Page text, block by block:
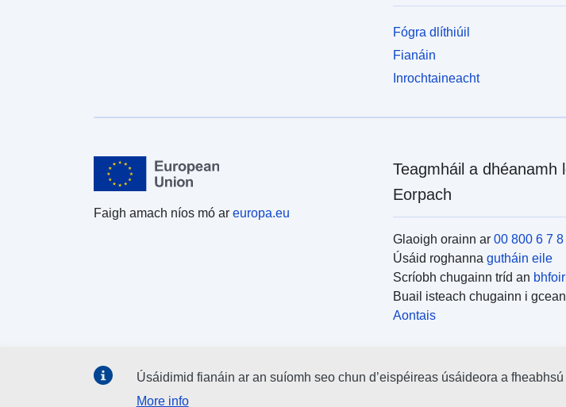
Fógra dlíthiúil
Fianáin
Inrochtaineacht
Faigh amach níos mó ar europa.eu
Teagmháil a dhéanamh
Eorpach
Glaoigh orainn ar 00 800 6 7 8
Úsáid roghanna gutháin eile
Scríobh chugainn tríd an
Buail isteach chugainn i
Aontais
Úsáidimid fianáin ar an suíomh seo chun d’eispéireas úsáideora a fheabhsú
More info